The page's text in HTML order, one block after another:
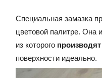
Специальная замазка
цветовой палитре. Она
из которого
поверхности идеально.